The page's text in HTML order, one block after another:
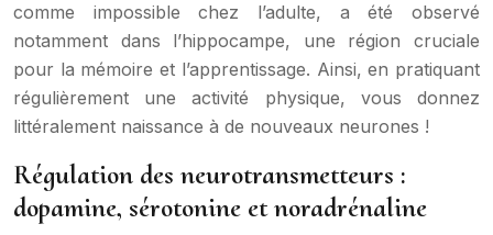
comme impossible chez l’adulte, a été observé
notamment dans l’hippocampe, une région cruciale
pour la mémoire et l’apprentissage. Ainsi, en pratiquant
régulièrement une activité physique, vous donnez
littéralement naissance à de nouveaux neurones !
Régulation des neurotransmetteurs :
dopamine, sérotonine et noradrénaline